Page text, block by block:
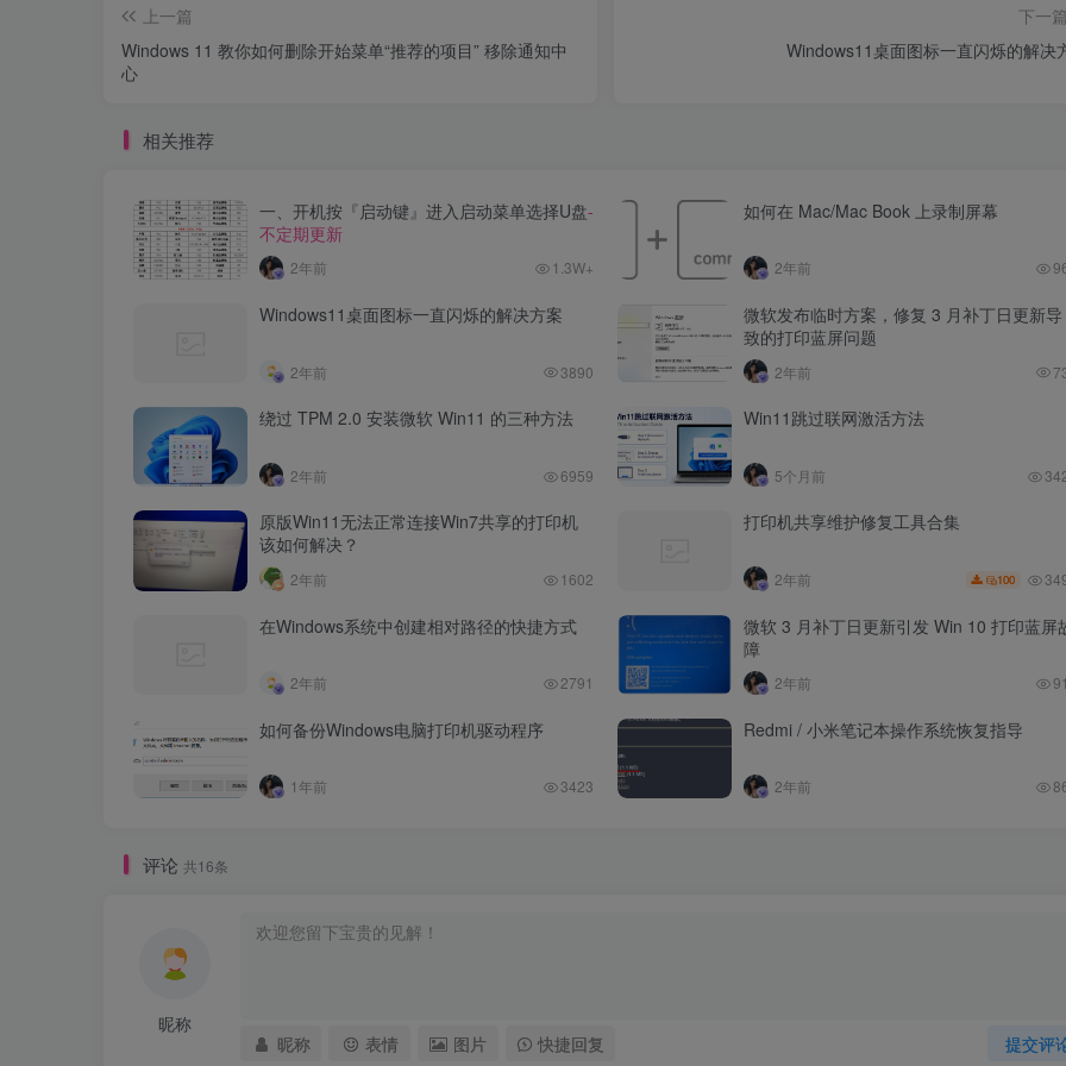
上一篇
Windows 11 教你如何删除开始菜单“推荐的项目” 移除通知中
心
下一篇
Windows11桌面图标一直闪烁的解决
相关推荐
一、开机按『启动键』进入启动菜单选择U盘-
不定期更新
2年前 1.3W+
如何在 Mac/Mac Book 上录制屏幕
2年前
Windows11桌面图标一直闪烁的解决方案
2年前 3890
微软发布临时方案，修复 3 月补丁日更新导
致的打印蓝屏问题
2年前
绕过 TPM 2.0 安装微软 Win11 的三种方法
2年前 6959
Win11跳过联网激活方法
5个月前
原版Win11无法正常连接Win7共享的打印机
该如何解决？
2年前 1602
打印机共享维护修复工具合集
2年前 100
在Windows系统中创建相对路径的快捷方式
2年前 2791
微软 3 月补丁日更新引发 Win 10 打印蓝屏
障
2年前
如何备份Windows电脑打印机驱动程序
1年前 3423
Redmi / 小米笔记本操作系统恢复指导
2年前
评论 共16条
昵称
提交评
昵称 表情 图片 快捷回复